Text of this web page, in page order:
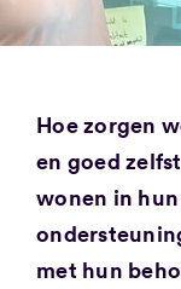
Hoe zorgen
en goed
wonen in
met hun